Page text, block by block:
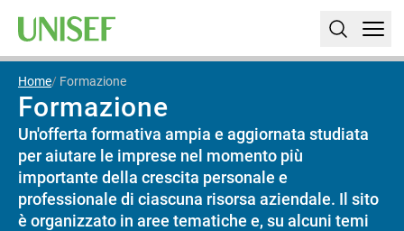
Home Formazione
Formazione
Un'offerta formativa ampia e aggiornata studiata
per aiutare le imprese nel momento più
importante della crescita personale e
professionale di ciascuna risorsa aziendale. Il sito
è organizzato in aree tematiche e, su alcuni temi